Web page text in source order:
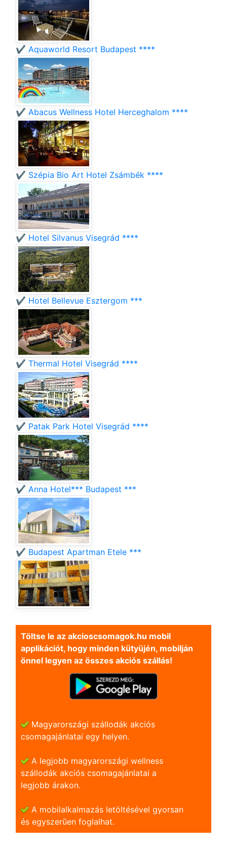
✔️ Aquaworld Resort Budapest ****
✔️ Abacus Wellness Hotel Herceghalom ****
✔️ Szépia Bio Art Hotel Zsámbék ****
✔️ Hotel Silvanus Visegrád ****
✔️ Hotel Bellevue Esztergom ***
✔️ Thermal Hotel Visegrád ****
✔️ Patak Park Hotel Visegrád ****
✔️ Anna Hotel*** Budapest ***
✔️ Budapest Apartman Etele ***
Töltse le az akcioscsomagok.hu mobil
applikációt, hogy minden kütyüjén, mobilján
önnel legyen az összes akciós szállás!
Magyarországi szállodák akciós
csomagajánlatai egy helyen.
A legjobb magyarországi wellness
szállodák akciós csomagajánlatai a
legjobb árakon.
A mobilalkalmazás letöltésével gyorsan
és egyszerũen foglalhat.